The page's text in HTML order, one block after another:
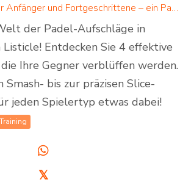
4 Padel Aufschläge für Anfänger und Fortgeschrittene – ein Padel Aufschlag ist für jeden dabei!
der Padel-Aufschläge in
Entdecken Sie 4 effektive
Ihre Gegner verblüffen werden.
bis zur präzisen Slice-
jeden Spielertyp etwas dabei!
𝕏